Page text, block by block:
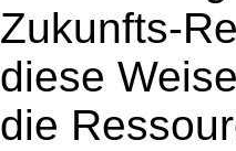
Zukunfts-
diese
die